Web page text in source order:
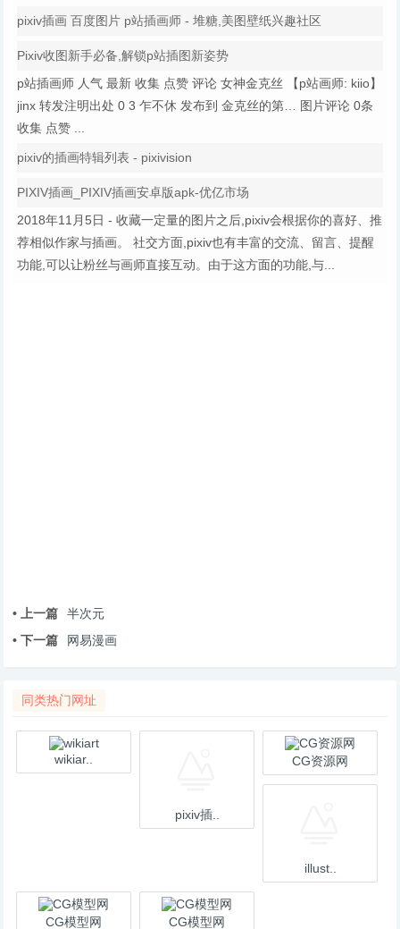
pixiv插画 百度图片 p站插画师 - 堆糖,美图壁纸兴趣社区
Pixiv收图新手必备,解锁p站插图新姿势
p站插画师 人气 最新 收集 点赞 评论 女神金克丝 【p站画师: kiio】
jinx 转发注明出处 0 3 乍不休 发布到 金克丝的第… 图片评论 0条
收集 点赞 ...
pixiv的插画特辑列表 - pixivision
PIXIV插画_PIXIV插画安卓版apk-优亿市场
2018年11月5日 - 收藏一定量的图片之后,pixiv会根据你的喜好、推
荐相似作家与插画。 社交方面,pixiv也有丰富的交流、留言、提醒
功能,可以让粉丝与画师直接互动。由于这方面的功能,与...
• 上一篇
半次元
• 下一篇
网易漫画
同类热门网址
wikiar..
pixiv插..
CG资源网
illust..
CG模型网 CG模型网